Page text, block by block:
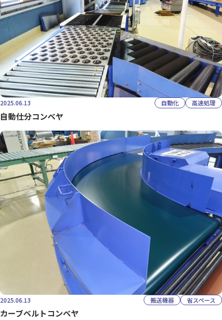
2025.06.13 自動化 高速処理
自動仕分コンベヤ
2025.06.13 搬送機器 省スペース
カーブベルトコンベヤ